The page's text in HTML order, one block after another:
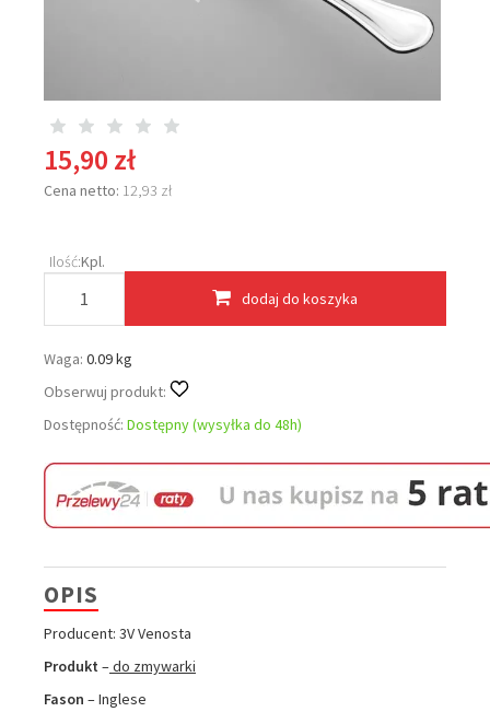
15,90 zł
Cena netto: 12,93 zł
Ilość:Kpl.
dodaj do koszyka
Waga: 0.09 kg
Obserwuj produkt:
Dostępność: Dostępny (wysyłka do 48h)
OPIS
Producent: 3V Venosta
Produkt –do zmywarki
Fason – Inglese